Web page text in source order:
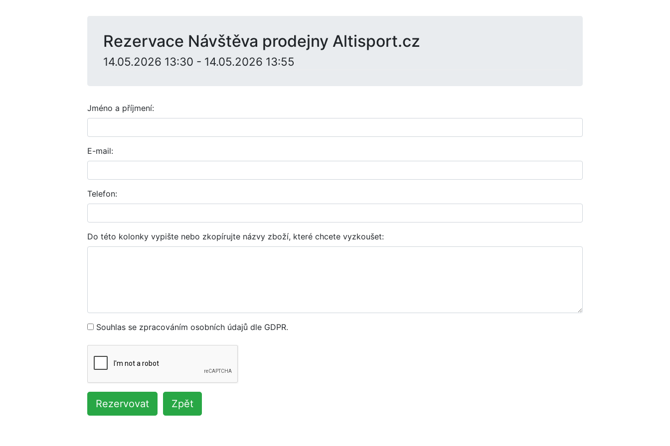
Rezervace Návštěva prodejny Altisport.cz
14.05.2026 13:30 - 14.05.2026 13:55
Jméno a příjmení:
E-mail:
Telefon:
Do této kolonky vypište nebo zkopírujte názvy zboží, které chcete vyzkoušet:
Souhlas se zpracováním osobních údajů dle GDPR.
Rezervovat Zpět